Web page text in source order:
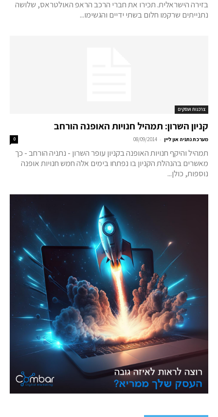
בזירה הישראלית. תכירו את חברי הרכב הראפ האולטראס, שלושה
נתנייתים שרקמו חלום בשתי ידיים והגשימו...
צרכנות ועסקים
קניון השרון: תמהיל חנויות האופנה הורחב
מערכת נתניה און ליין -
08/09/2014
0
תמהיל והיקף חנויות האופנה בקניון עופר השרון - נתניה הורחב - כך
מאשרים בהנהלת הקניון בו נפתחו בימים אלה חמש חנויות אופנה
נוספות, כולן...